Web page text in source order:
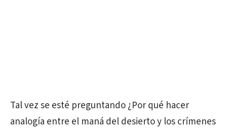
Tal vez se esté preguntando ¿Por qué hacer
analogía entre el maná del desierto y los crímenes